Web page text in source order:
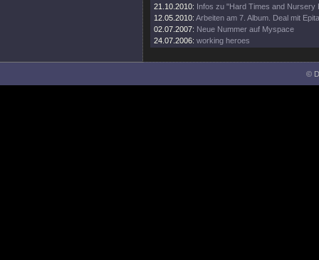
21.10.2010: Infos zu "Hard Times and Nursery
12.05.2010: Arbeiten am 7. Album. Deal mit
02.07.2007: Neue Nummer auf Myspace
24.07.2006: working heroes
©